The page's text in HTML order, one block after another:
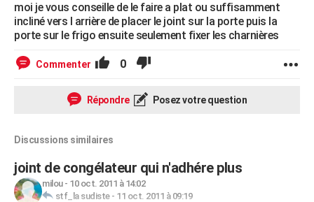
moi je vous conseille de le faire a plat ou suffisamment
incliné vers l arrière de placer le joint sur la porte puis la
porte sur le frigo ensuite seulement fixer les charnières
Commenter 0
Répondre Posez votre question
Discussions similaires
joint de congélateur qui n'adhére plus
milou- 10 oct. 2011 à 14:02
stf_la sudiste- 11 oct. 2011 à 09:19